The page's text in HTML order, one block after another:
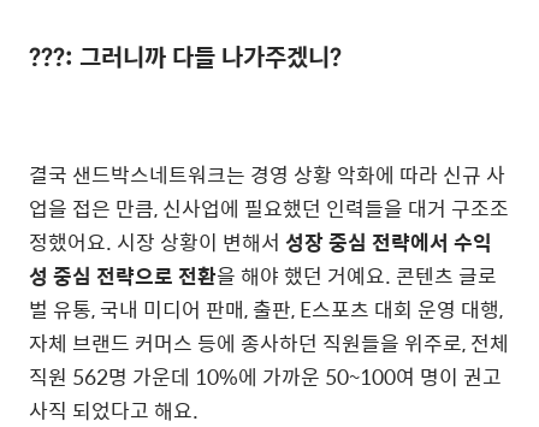
???: 그러니까 다들 나가주겠니?
결국 샌드박스네트워크는 경영 상황 악화에 따라 신규 사
업을 접은 만큼, 신사업에 필요했던 인력들을 대거 구조조
정했어요. 시장 상황이 변해서 성장 중심 전략에서 수익
성 중심 전략으로 전환을 해야 했던 거예요. 콘텐츠 글로
벌 유통, 국내 미디어 판매, 출판, E스포츠 대회 운영 대행,
자체 브랜드 커머스 등에 종사하던 직원들을 위주로, 전체
직원 562명 가운데 10%에 가까운 50~100여 명이 권고
사직 되었다고 해요.